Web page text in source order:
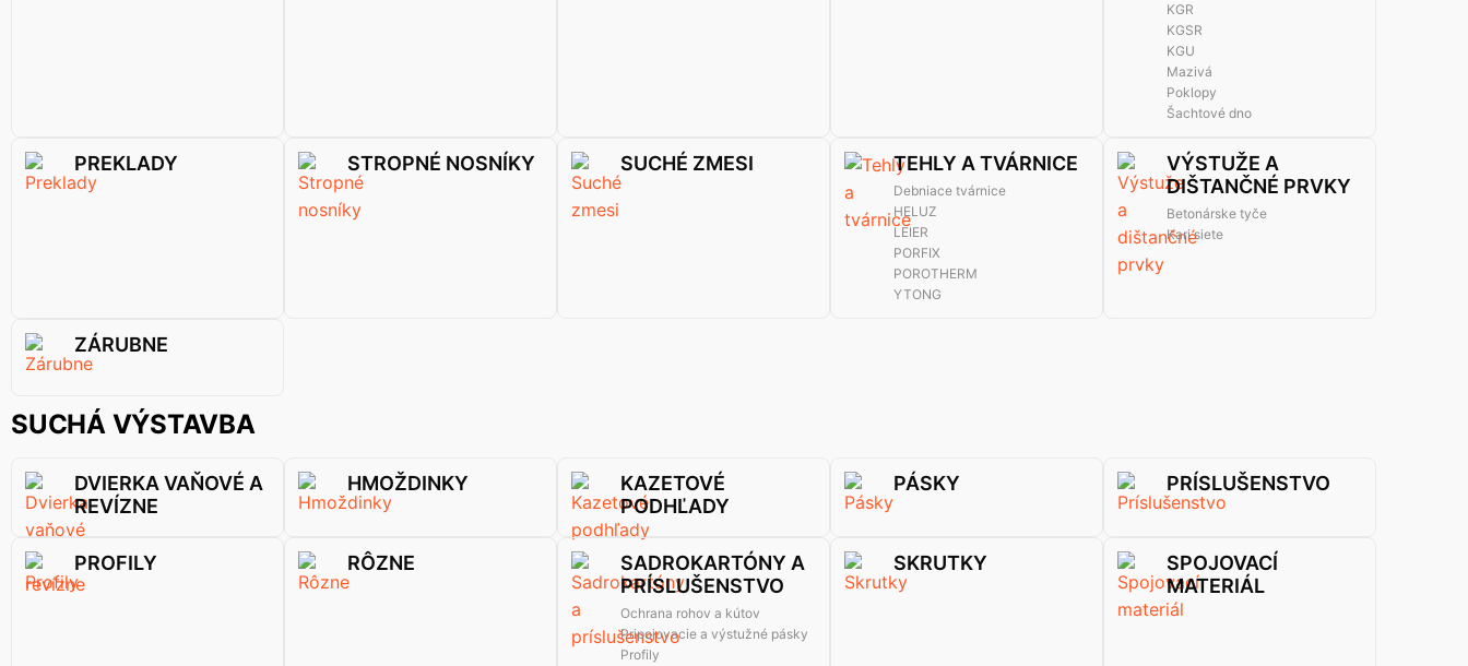
KGR
KGSR
KGU
Mazivá
Poklopy
Šachtové dno
PREKLADY STROPNÉ NOSNÍKY SUCHÉ ZMESI TEHLY A TVÁRNICE
Debniace tvárnice
HELUZ
LEIER
PORFIX
POROTHERM
YTONG
VÝSTUŽE A
DIŠTANČNÉ PRVKY
Betonárske tyče
Kari siete
ZÁRUBNE
SUCHÁ VÝSTAVBA
DVIERKA VAŇOVÉ A
REVÍZNE
HMOŽDINKY
KAZETOVÉ
PODHĽADY
PÁSKY PRÍSLUŠENSTVO
PROFILY RÔZNE
SADROKARTÓNY A
PRÍSLUŠENSTVO
Ochrana rohov a kútov
Pripojovacie a výstužné pásky
Profily
SKRUTKY
SPOJOVACÍ
MATERIÁL